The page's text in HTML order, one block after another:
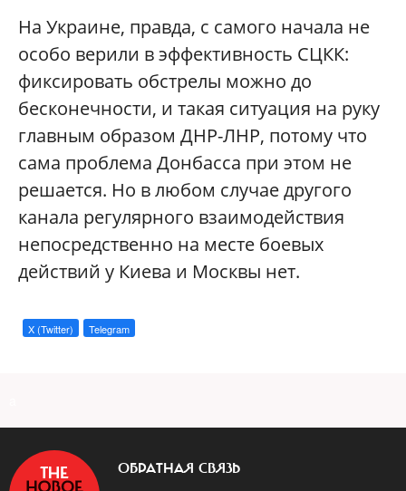
На Украине, правда, с самого начала не
особо верили в эффективность СЦКК:
фиксировать обстрелы можно до
бесконечности, и такая ситуация на руку
главным образом ДНР-ЛНР, потому что
сама проблема Донбасса при этом не
решается. Но в любом случае другого
канала регулярного взаимодействия
непосредственно на месте боевых
действий у Киева и Москвы нет.
X (Twitter) Telegram
ОБРАТНАЯ СВЯЗЬ